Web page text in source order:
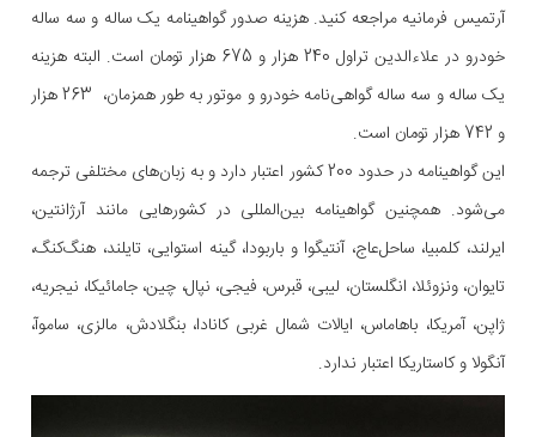
آرتمیس فرمانیه مراجعه کنید. هزینه صدور گواهینامه یک ساله و سه ساله
خودرو در علاءالدین تراول 240 هزار و 675 هزار تومان است. البته هزینه
یک ساله و سه ساله گواهی‌نامه خودرو و موتور به طور همزمان، 263 هزار
و 742 هزار تومان است.
این گواهینامه در حدود 200 کشور اعتبار دارد و به زبان‌های مختلفی ترجمه
می‌شود. همچنین گواهینامه بین‌المللی در کشورهایی مانند آرژانتین،
ایرلند، کلمبیا، ساحل‌عاج، آنتیگوا و باربودا، گینه استوایی، تایلند، هنگ‌کنگ،
تایوان، ونزوئلا، انگلستان، لیبی، قبرس، فیجی، نپال، چین، جامائیکا، نیجریه،
ژاپن، آمریکا، باهاماس، ایالات شمال غربی کانادا، بنگلادش، مالزی، ساموآ،
آنگولا و کاستاریکا اعتبار ندارد.